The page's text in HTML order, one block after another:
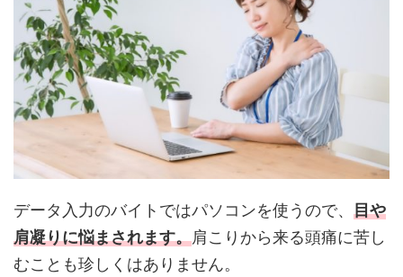
データ入力のバイトではパソコンを使うので、 目や
肩凝りに悩まされます。肩こりから来る頭痛に苦し
むことも珍しくはありません。